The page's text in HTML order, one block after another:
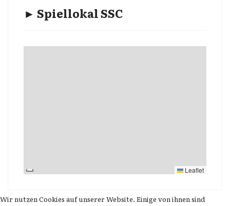
► Spiellokal SSC
Leaflet
Wir nutzen Cookies auf unserer Website. Einige von ihnen sind